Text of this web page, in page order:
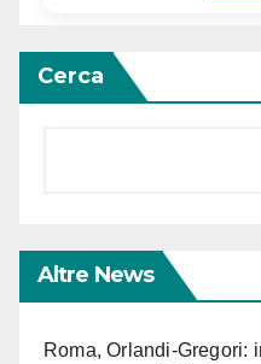
Cerca
Altre News
Roma, Orlandi-Gregori: